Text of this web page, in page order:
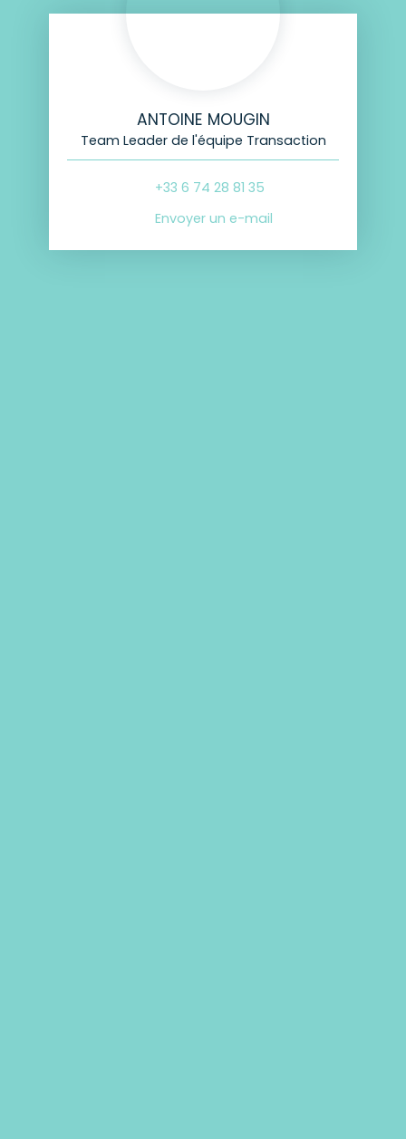
ANTOINE MOUGIN
Team Leader de l'équipe Transaction
+33 6 74 28 81 35
Envoyer un e-mail